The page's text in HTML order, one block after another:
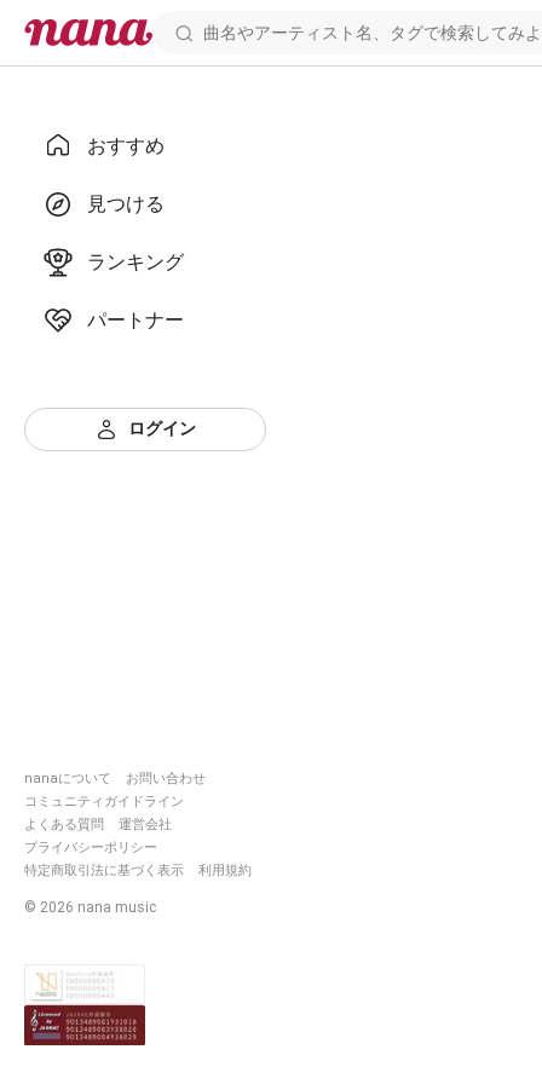
おすすめ
見つける
ランキング
パートナー
ログイン
nanaについて
お問い合わせ
コミュニティガイドライン
よくある質問
運営会社
プライバシーポリシー
特定商取引法に基づく表示
利用規約
© 2026 nana music